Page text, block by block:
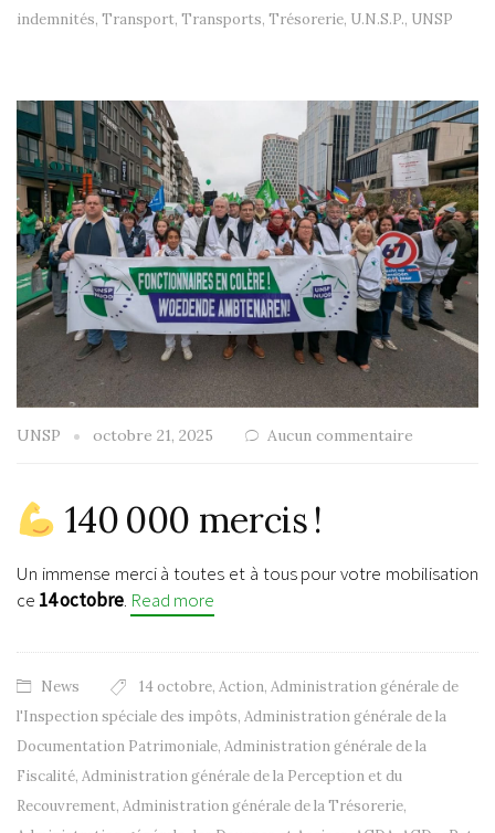
indemnités, Transport, Transports, Trésorerie, U.N.S.P., UNSP
UNSP octobre 21, 2025 Aucun commentaire
140 000 mercis !
Un immense merci à toutes et à tous pour votre mobilisation
ce 14 octobre. Read more
News 14 octobre, Action, Administration générale de
l'Inspection spéciale des impôts, Administration générale de la
Documentation Patrimoniale, Administration générale de la
Fiscalité, Administration générale de la Perception et du
Recouvrement, Administration générale de la Trésorerie,